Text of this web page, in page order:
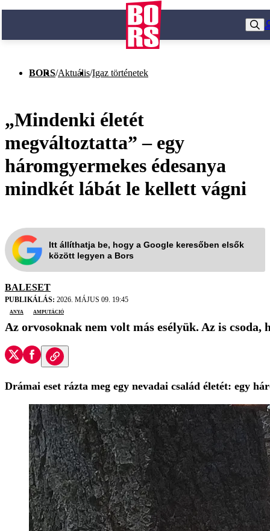
BORS/Aktuális/Igaz történetek
„Mindenki életét
megváltoztatta” – egy
háromgyermekes édesanya
mindkét lábát le kellett vágni
Itt állíthatja be, hogy a Google keresőben elsők
között legyen a Bors
BALESET
PUBLIKÁLÁS: 2026. MÁJUS 09. 19:45
anya
amputáció
Az orvosoknak nem volt más esélyük. Az is csoda,
Drámai eset rázta meg egy nevadai család életét: egy